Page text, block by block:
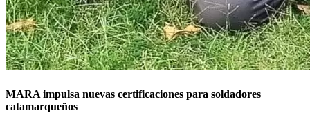
MARA impulsa nuevas certificaciones para soldadores
catamarqueños